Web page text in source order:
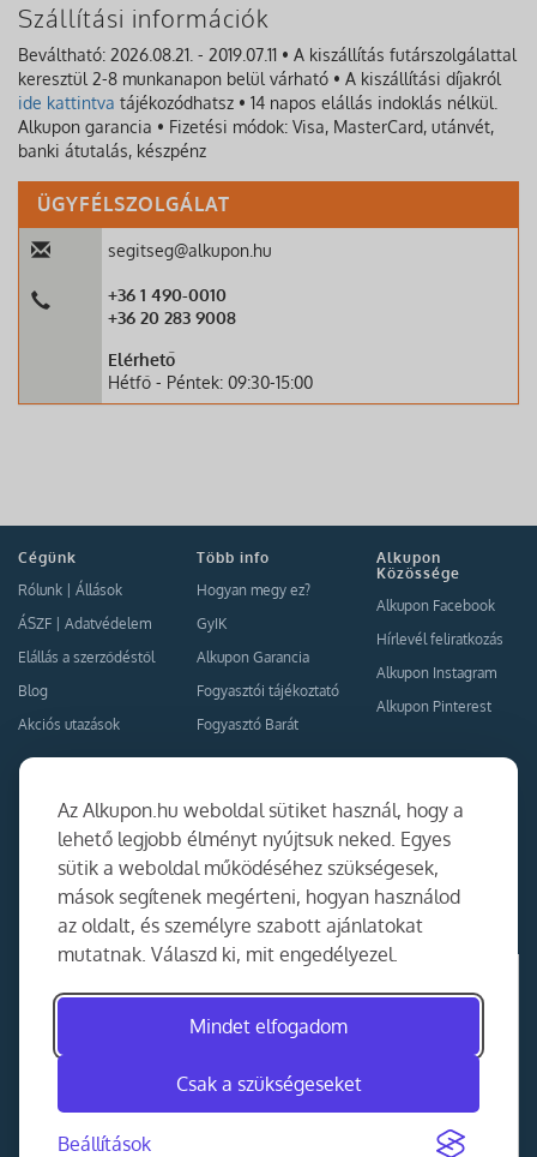
Az Alkupon.hu weboldal sütiket használ, hogy a
lehető legjobb élményt nyújtsuk neked. Egyes
sütik a weboldal működéséhez szükségesek,
mások segítenek megérteni, hogyan használod
az oldalt, és személyre szabott ajánlatokat
mutatnak. Válaszd ki, mit engedélyezel.
Mindet elfogadom
Csak a szükségeseket
Beállítások
Szállítási információk
Beváltható: 2026.08.21. - 2019.07.11 • A kiszállítás futárszolgálattal
keresztül 2-8 munkanapon belül várható • A kiszállítási díjakról
ide kattintva tájékozódhatsz • 14 napos elállás indoklás nélkül.
Alkupon garancia • Fizetési módok: Visa, MasterCard, utánvét,
banki átutalás, készpénz
ÜGYFÉLSZOLGÁLAT
segitseg@alkupon.hu
+36 1 490-0010
+36 20 283 9008
Elérhető
Hétfő - Péntek: 09:30-15:00
Cégünk
Rólunk
Állások
ÁSZF
Adatvédelem
Elállás a szerződéstől
Blog
Akciós utazások
Több info
Hogyan megy ez?
GyIK
Alkupon Garancia
Fogyasztói tájékoztató
Fogyasztó Barát
Alkupon
Közössége
Alkupon Facebook
Hírlevél feliratkozás
Alkupon Instagram
Alkupon Pinterest
Együttműködés
Kapcsolat
Ajánlj nekünk!
Partner Belépés